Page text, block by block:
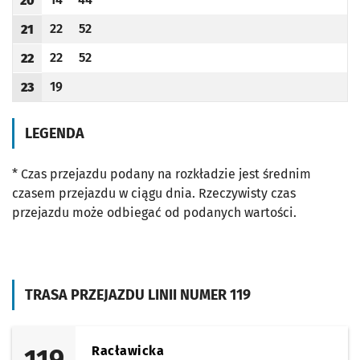
TRASA PRZEJAZDU LINII NUMER 119
Racławicka
Godzina odjazdu
Odjazd
minut po godzinie 20
Odjazd
minut po godzinie 20
Godzina odjazdu
21
Odjazd
22
minut po godzinie 21
Odjazd
52
minut po godzinie 21
Godzina odjazdu
22
Odjazd
22
minut po godzinie 22
Odjazd
52
minut po godzinie 22
Godzina odjazdu
23
Odjazd
19
minut po godzinie 23
LEGENDA
* Czas przejazdu podany na rozkładzie jest średnim
czasem przejazdu w ciągu dnia. Rzeczywisty czas
przejazdu może odbiegać od podanych wartości.